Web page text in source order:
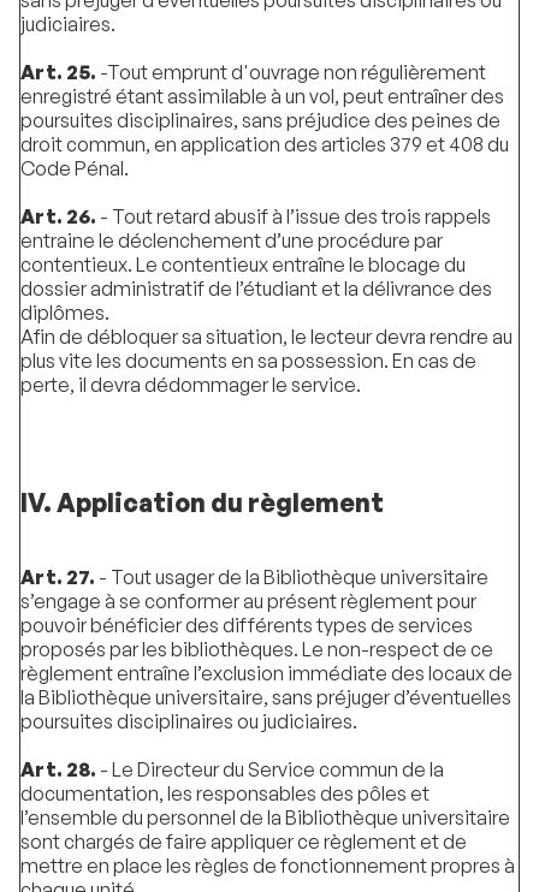
judiciaires.
Art. 25. -Tout emprunt d'ouvrage non régulièrement
enregistré étant assimilable à un vol, peut entraîner des
poursuites disciplinaires, sans préjudice des peines de
droit commun, en application des articles 379 et 408 du
Code Pénal.
Art. 26. - Tout retard abusif à l’issue des trois rappels
entraine le déclenchement d’une procédure par
contentieux. Le contentieux entraîne le blocage du
dossier administratif de l’étudiant et la délivrance des
diplômes.
Afin de débloquer sa situation, le lecteur devra rendre au
plus vite les documents en sa possession. En cas de
perte, il devra dédommager le service.
IV. Application du règlement
Art. 27. - Tout usager de la Bibliothèque universitaire
s’engage à se conformer au présent règlement pour
pouvoir bénéficier des différents types de services
proposés par les bibliothèques. Le non-respect de ce
règlement entraîne l’exclusion immédiate des locaux de
la Bibliothèque universitaire, sans préjuger d’éventuelles
poursuites disciplinaires ou judiciaires.
Art. 28. - Le Directeur du Service commun de la
documentation, les responsables des pôles et
l’ensemble du personnel de la Bibliothèque universitaire
sont chargés de faire appliquer ce règlement et de
mettre en place les règles de fonctionnement propres à